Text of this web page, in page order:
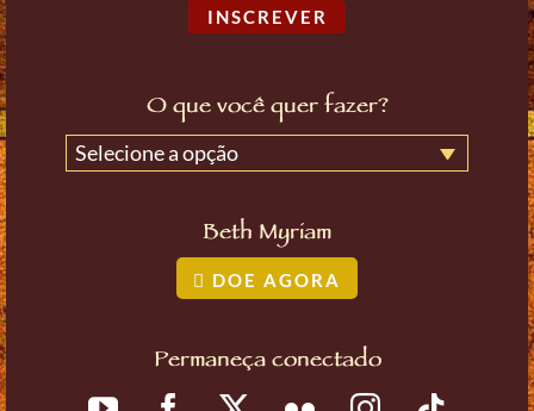
INSCREVER
O que você quer fazer?
Selecione a opção
Beth Myriam
DOE AGORA
Permaneça conectado